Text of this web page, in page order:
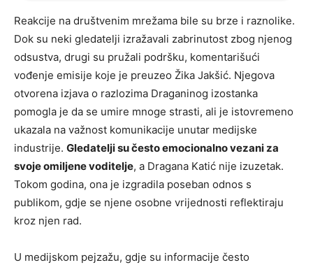
Reakcije na društvenim mrežama bile su brze i raznolike.
Dok su neki gledatelji izražavali zabrinutost zbog njenog
odsustva, drugi su pružali podršku, komentarišući
vođenje emisije koje je preuzeo Žika Jakšić. Njegova
otvorena izjava o razlozima Draganinog izostanka
pomogla je da se umire mnoge strasti, ali je istovremeno
ukazala na važnost komunikacije unutar medijske
industrije. Gledatelji su često emocionalno vezani za
svoje omiljene voditelje, a Dragana Katić nije izuzetak.
Tokom godina, ona je izgradila poseban odnos s
publikom, gdje se njene osobne vrijednosti reflektiraju
kroz njen rad.
U medijskom pejzažu, gdje su informacije često